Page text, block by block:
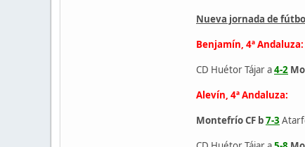
Nueva jornada de
Benjamín, 4ª Andaluza:
CD Huétor Tájar a4-2
Alevín, 4ª Andaluza:
Montefrío CF b7-3